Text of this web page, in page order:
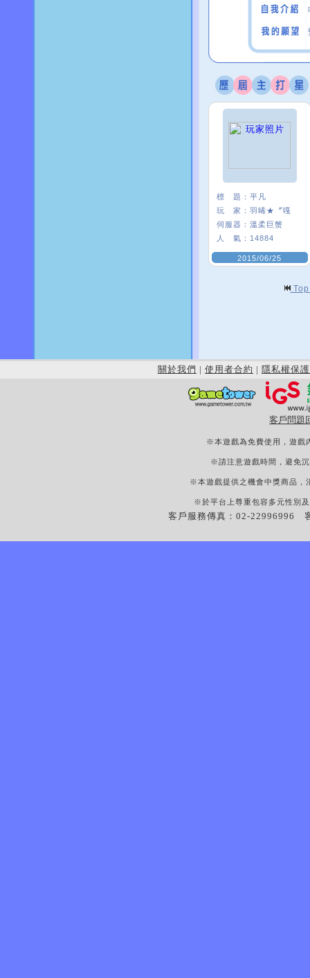
標 題： 平凡
玩 家： 羽晞★〞嘎
伺服器： 溫柔巨蟹
人 氣： 14884
2015/06/25
關於我們 | 使用者合約 | 隱私權保護
客戶問題
※本遊戲為免費使用，遊戲
※請注意遊戲時間，避免
※本遊戲提供之機會中獎商品，
※於平台上尊重包容多元性別
客戶服務傳真：02-22996996